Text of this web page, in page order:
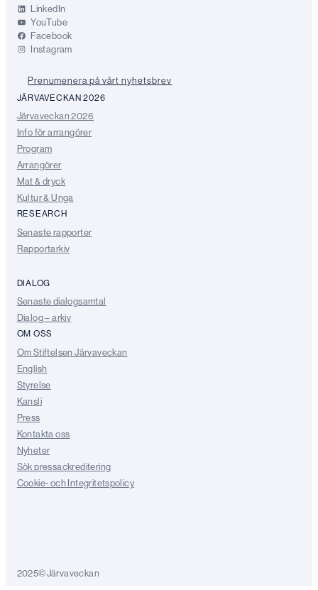
LinkedIn
YouTube
Facebook
Instagram
Prenumenera på vårt nyhetsbrev
JÄRVAVECKAN 2026
Järvaveckan 2026
Info för arrangörer
Program
Arrangörer
Mat & dryck
Kultur & Unga
RESEARCH
Senaste rapporter
Rapportarkiv
DIALOG
Senaste dialogsamtal
Dialog – arkiv
OM OSS
Om Stiftelsen Järvaveckan
English
Styrelse
Kansli
Press
Kontakta oss
Nyheter
Sök pressackreditering
Cookie- och Integritetspolicy
2025©Järvaveckan